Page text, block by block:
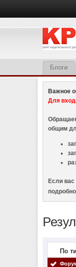
Блоги
Важное
Для
общим
Если
По